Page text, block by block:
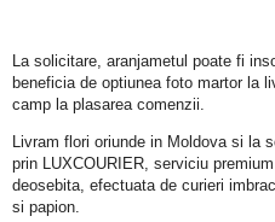
La solicitare, aranjametul poate fi
beneficia de optiunea foto martor la
camp la plasarea comenzii.
Livram flori oriunde in Moldova si la
prin LUXCOURIER, serviciu
deosebita, efectuata de curieri
si papion.